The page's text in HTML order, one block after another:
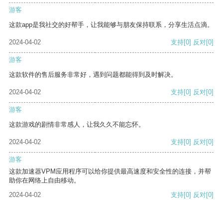
游客
这款app是我社交的好帮手，让我能够与朋友保持联系，分享生活点滴。
2024-04-02 支持[0] 反对[0]
游客
这款软件的售后服务非常好，遇到问题都能得到及时解决。
2024-04-02 支持[0] 反对[0]
游客
这款游戏的剧情非常感人，让我久久不能忘怀。
2024-04-02 支持[0] 反对[0]
游客
这款加速器VPM应用程序可以给你提供最高速度和安全性的连接，并帮
助你在网络上自由移动。
2024-04-02
支持[0] 反对[0]